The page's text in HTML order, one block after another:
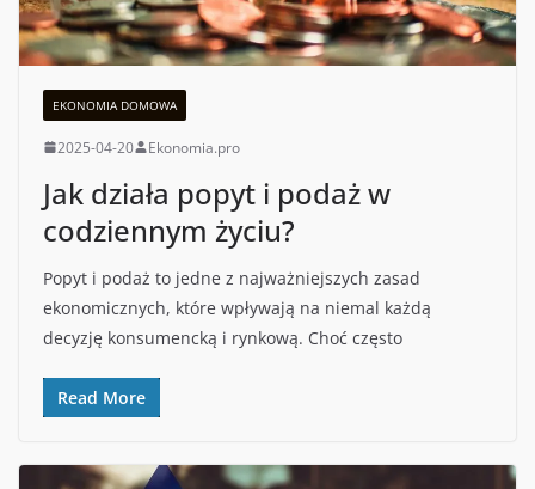
EKONOMIA DOMOWA
2025-04-20 Ekonomia.pro
Jak działa popyt i podaż w
codziennym życiu?
Popyt i podaż to jedne z najważniejszych zasad
ekonomicznych, które wpływają na niemal każdą
decyzję konsumencką i rynkową. Choć często
Read More